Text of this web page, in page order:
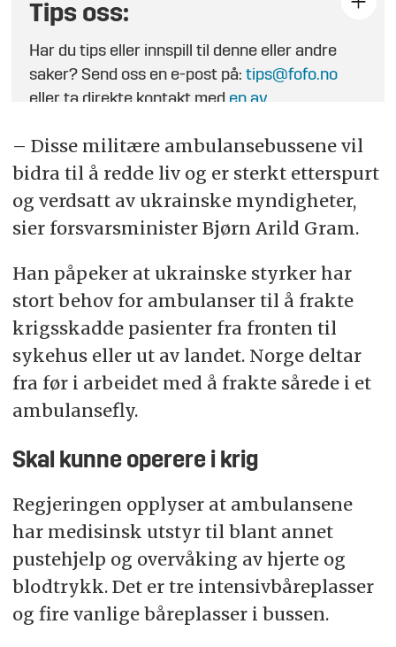
Tips oss:
Har du tips eller innspill til denne eller andre
saker? Send oss en e-post på:tips@fofo.no
eller ta direkte kontakt med en av
– Disse militære ambulansebussene vil
bidra til å redde liv og er sterkt etterspurt
og verdsatt av ukrainske myndigheter,
sier forsvarsminister Bjørn Arild Gram.
Han påpeker at ukrainske styrker har
stort behov for ambulanser til å frakte
krigsskadde pasienter fra fronten til
sykehus eller ut av landet. Norge deltar
fra før i arbeidet med å frakte sårede i et
ambulansefly.
Skal kunne operere i krig
Regjeringen opplyser at ambulansene
har medisinsk utstyr til blant annet
pustehjelp og overvåking av hjerte og
blodtrykk. Det er tre intensivbåreplasser
og fire vanlige båreplasser i bussen.